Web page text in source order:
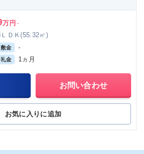
万円 -
ＤＫ(55.32㎡)
敷金 -
礼金 1ヵ月
お問い合わせ
お気に入りに追加